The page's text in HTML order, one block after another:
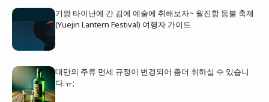
기왕 타이난에 간 김에 예술에 취해보자~ 월진항 등불 축제
(Yuejin Lantern Festival) 여행자 가이드
대만의 주류 면세 규정이 변경되어 좀더 취하실 수 있습니
다.ㅠ;